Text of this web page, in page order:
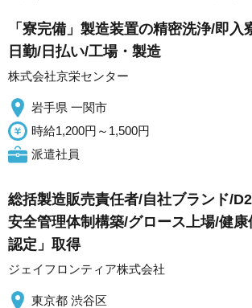
「寮完備」製造装置の精密洗浄/即入
日勤/日払い/工場・製造
株式会社京栄センター
岩手県 一関市
時給1,200円～1,500円
派遣社員
総括製造販売責任者/自社ブランド/
安全管理体制構築/グロース上場/健
認定」取得
ジェイフロンティア株式会社
東京都 渋谷区